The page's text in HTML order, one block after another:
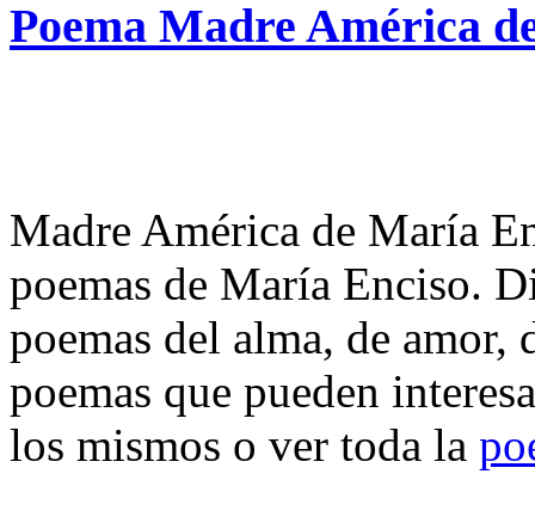
Poema Madre América
Madre América de María
poemas de María Enciso.
poemas del alma, de
poemas que pueden
los mismos o ver toda la